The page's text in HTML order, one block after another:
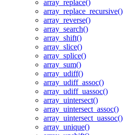
array_replace()
array_replace_recursive()
array_reverse()
array_search()
array_shift()
array_slice()
array_splice()
array_sum()
array_udiff()
array_udiff_assoc()
array_udiff_uassoc()
array_uintersect()
array_uintersect_assoc()
array_uintersect_uassoc()
array_unique()